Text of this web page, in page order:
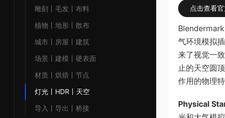
雕刻丨毛发丨布料
植物丨地形丨散布
城市丨房屋丨建筑
场景丨建模丨硬表面
材质丨烘焙丨节点
灯光丨HDR丨天空
导入丨导出丨桥接
点击查看
气环境模拟
来了视觉一
止的天空圆
作用的物理
Physical